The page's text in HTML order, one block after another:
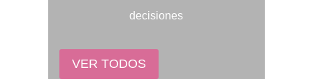
decisiones
VER TODOS